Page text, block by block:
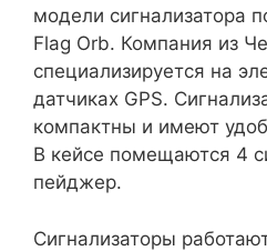
модели сигнализатора
Flag Orb. Компания из
специализируется на
датчиках GPS.
компактны и имеют
В кейсе помещаются 4
пейджер.
Сигнализаторы